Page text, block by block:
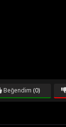
Beğendim (0)